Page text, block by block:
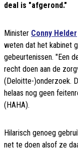
deal is "afgerond."
Minister Conny Helder
weten dat het kabinet
gebeurtenissen. "Een
recht doen aan de
(Deloitte-)onderzoek.
helaas nog geen
(HAHA).
Hilarisch genoeg
net te doen alsof ze